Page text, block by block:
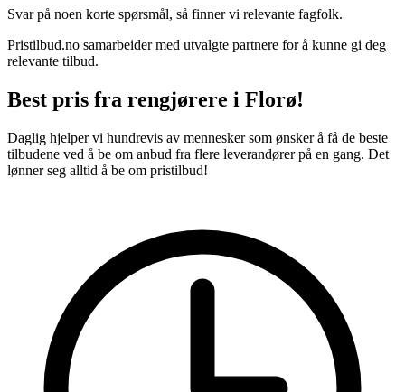
Svar på noen korte spørsmål, så finner vi relevante fagfolk.
Pristilbud.no samarbeider med utvalgte partnere for å kunne gi deg
relevante tilbud.
Best pris fra rengjørere i Florø!
Daglig hjelper vi hundrevis av mennesker som ønsker å få de beste
tilbudene ved å be om anbud fra flere leverandører på en gang. Det
lønner seg alltid å be om pristilbud!